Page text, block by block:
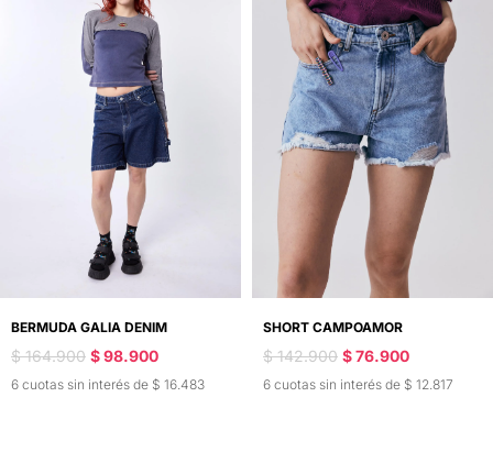
BERMUDA GALIA DENIM
$ 164.900 $ 98.900
6 cuotas sin interés de $ 16.483
SHORT CAMPOAMOR
$ 142.900 $ 76.900
6 cuotas sin interés de $ 12.817